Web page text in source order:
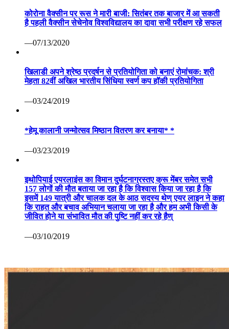
कोरोना वैक्सीन पर रूस ने मारी बाजी: सितंबर तक बाजार में आ सकती
है पहली वैक्सीन सेचेनोव विश्वविद्यालय का दावा सभी परीक्षण रहे सफल
—07/13/2020
खिलाडी अपने श्रेष्ठ प्रदर्षन से प्रतियोगिता को बनाएं रोमांचक: श्री
मेहता 82वीं अखिल भारतीय सिंधिया स्वर्ण कप हॉकी प्रतियोगिता
—03/24/2019
*हेमू कालानी जन्मोत्सव मिष्ठान वितरण कर बनाया* *
—03/23/2019
इथोपियाई एयरलाइंस का विमान दुर्घटनाग्रस्तए क्रू मेंबर समेत सभी
157 लोगों की मौत बताया जा रहा है कि विश्वास किया जा रहा है कि
इसमें 149 यात्री और चालक दल के आठ सदस्य थेण् एयर लाइन ने कहा
कि राहत और बचाव अभियान चलाया जा रहा है और हम अभी किसी के
जीवित होने या संभावित मौत की पुष्टि नहीं कर रहे हैण्
—03/10/2019